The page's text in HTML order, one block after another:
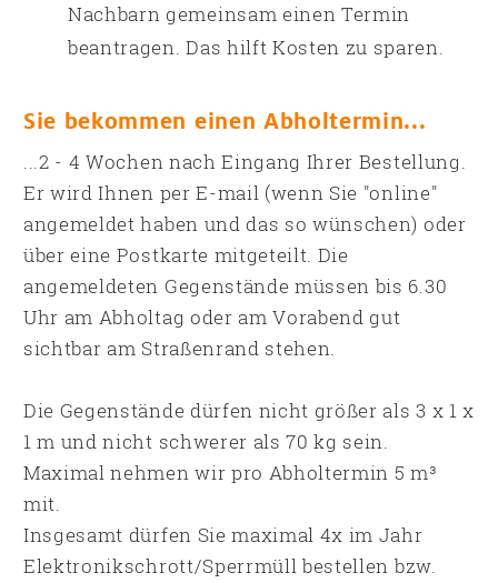
Nachbarn gemeinsam einen Termin
beantragen. Das hilft Kosten zu sparen.
Sie bekommen einen Abholtermin...
...2 - 4 Wochen nach Eingang Ihrer Bestellung.
Er wird Ihnen per E-mail (wenn Sie "online"
angemeldet haben und das so wünschen) oder
über eine Postkarte mitgeteilt. Die
angemeldeten Gegenstände müssen bis 6.30
Uhr am Abholtag oder am Vorabend gut
sichtbar am Straßenrand stehen.
Die Gegenstände dürfen nicht größer als 3 x 1 x
1 m und nicht schwerer als 70 kg sein.
Maximal nehmen wir pro Abholtermin 5 m³
mit.
Insgesamt dürfen Sie maximal 4x im Jahr
Elektronikschrott/Sperrmüll bestellen bzw.